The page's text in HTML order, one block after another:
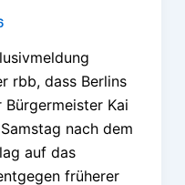
rbb, dass Berlins
Bürgermeister Kai
nach dem
auf das
früherer